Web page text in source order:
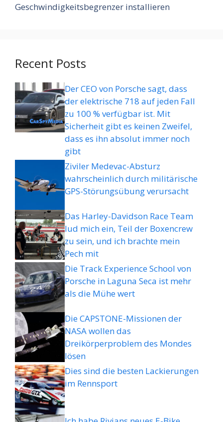
Geschwindigkeitsbegrenzer installieren
Recent Posts
Der CEO von Porsche sagt, dass
der elektrische 718 auf jeden Fall
zu 100 % verfügbar ist. Mit
Sicherheit gibt es keinen Zweifel,
dass es ihn absolut immer noch
gibt
Ziviler Medevac-Absturz
wahrscheinlich durch militärische
GPS-Störungsübung verursacht
Das Harley-Davidson Race Team
lud mich ein, Teil der Boxencrew
zu sein, und ich brachte mein
Pech mit
Die Track Experience School von
Porsche in Laguna Seca ist mehr
als die Mühe wert
Die CAPSTONE-Missionen der
NASA wollen das
Dreikörperproblem des Mondes
lösen
Dies sind die besten Lackierungen
im Rennsport